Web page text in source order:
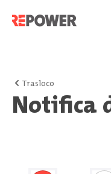
Trasloco
Notifica